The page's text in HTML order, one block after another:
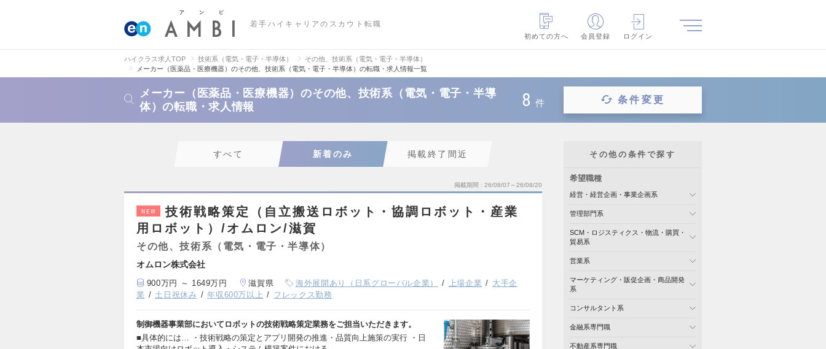
若手ハイキャリアのスカウト転職
初めての方へ
会員登録 ログイン
ハイクラス求人TOP 技術系（電気・電子・半導体）
その他、技術系（電気・電子・半導体）
メーカー（医薬品・医療機器）のその他、技術系（電気・電子・半導体）の転職・求人情報一覧
メーカー（医薬品・医療機器）のその他、技術系（電気・電子・半導
体）の転職・求人情報
8 件 条件変更
すべて 新着のみ 掲載終了間近
掲載期間 26/08/07～26/08/20
NEW
技術戦略策定（自立搬送ロボット・協調ロボット・産業
用ロボット）/オムロン/滋賀
その他、技術系（電気・電子・半導体）
オムロン株式会社
900万円 ～ 1649万円 滋賀県 海外展開あり（日系グローバル企業） 上場企業
大手企
業
土日祝休み 年収600万以上 フレックス勤務
制御機器事業部においてロボットの技術戦略策定業務をご担当いただきます。
■具体的には… ・技術戦略の策定とアプリ開発の推進・品質向上施策の実行 ・日
その他の条件で探す
希望職種
経営・経営企画・事業企画系
管理部門系
SCM・ロジスティクス・物流・購買・
貿易系
営業系
マーケティング・販促企画・商品開発
系
コンサルタント系
金融系専門職
不動産系専門職